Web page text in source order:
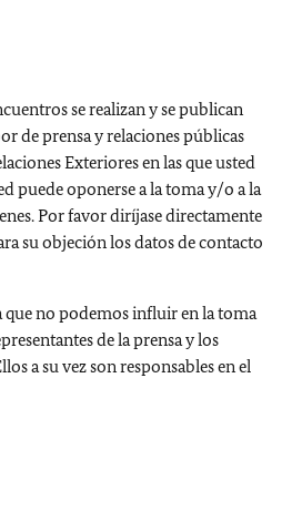
se realizan y se publican
de prensa y relaciones públicas
Exteriores en las que usted
puede oponerse a la toma y/o a la
Por favor diríjase directamente
su objeción los datos de contacto
que no podemos influir en la toma
de la prensa y los
a su vez son responsables en el